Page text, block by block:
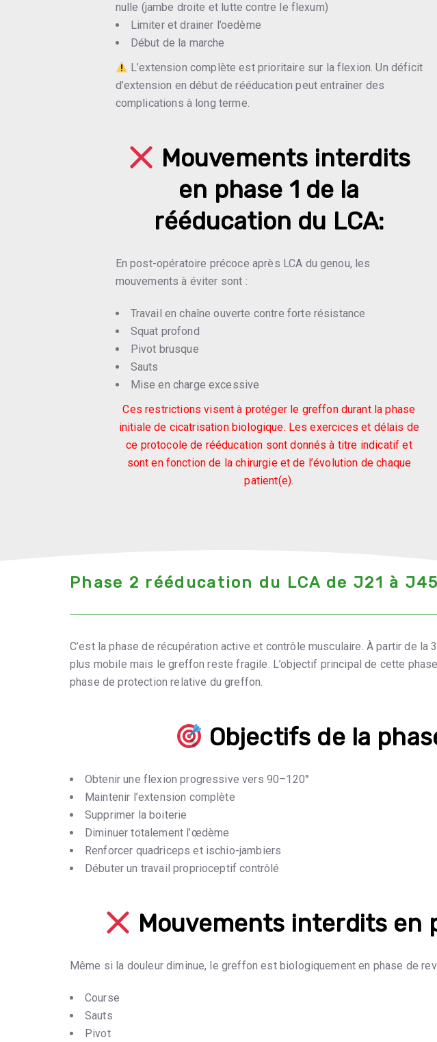
nulle (jambe droite et lutte contre le flexum)
Limiter et drainer l’oedème
Début de la marche
L’extension complète est prioritaire sur la flexion. Un déficit
d’extension en début de rééducation peut entraîner des
complications à long terme.
Mouvements interdits
en phase 1 de la
rééducation du LCA:
En post-opératoire précoce après LCA du genou, les
mouvements à éviter sont :
Travail en chaîne ouverte contre forte résistance
Squat profond
Pivot brusque
Sauts
Mise en charge excessive
Ces restrictions visent à protéger le greffon durant la phase
initiale de cicatrisation biologique. Les exercices et délais de
ce protocole de rééducation sont donnés à titre indicatif et
sont en fonction de la chirurgie et de l’évolution de chaque
patient(e).
Phase 2 rééducation du LCA de J21 à
C’est la phase de récupération active et contrôle musculaire. À partir de
plus mobile mais le greffon reste fragile. L’objectif principal de cette
phase de protection relative du greffon.
Objectifs de la
Obtenir une flexion progressive vers 90–120°
Maintenir l’extension complète
Supprimer la boiterie
Diminuer totalement l’œdème
Renforcer quadriceps et ischio-jambiers
Débuter un travail proprioceptif contrôlé
Mouvements interdits en
Même si la douleur diminue, le greffon est biologiquement en phase de
Course
Sauts
Pivot